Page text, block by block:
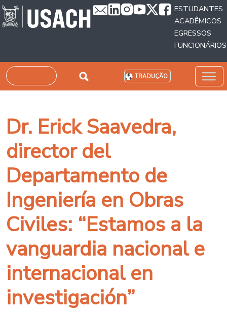
Passar para o conteúdo principal
ESTUDANTES
ACADÊMICOS
EGRESSOS
FUNCIONÁRIOS
Pesquisar TRADUÇÃO
Dr. Erick Saavedra,
director del
Departamento de
Ingeniería en Obras
Civiles: “Estamos a la
vanguardia nacional e
internacional en
investigación”